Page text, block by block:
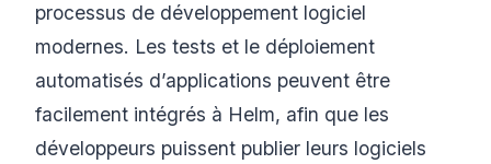
processus de développement logiciel
modernes. Les tests et le déploiement
automatisés d’applications peuvent être
facilement intégrés à Helm, afin que les
développeurs puissent publier leurs logiciels